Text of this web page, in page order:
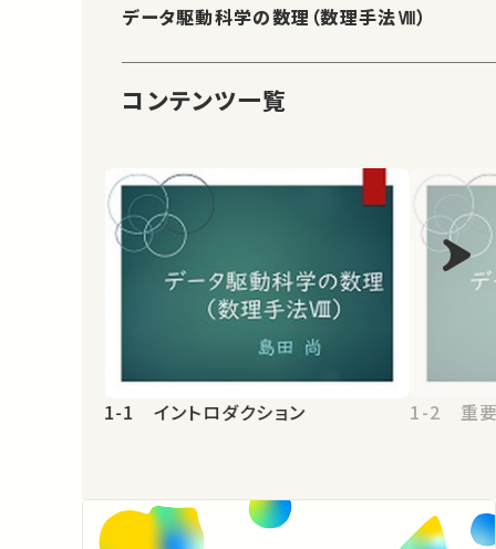
データ駆動科学の数理（数理手法Ⅷ）
コンテンツ一覧
1-1 イントロダクション 1-2 重要